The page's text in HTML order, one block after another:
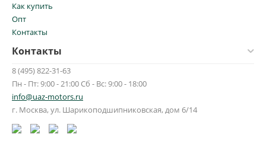
Как купить
Опт
Контакты
Контакты
8 (495) 822-31-63
Пн - Пт: 9:00 - 21:00 Сб - Вс: 9:00 - 18:00
info@uaz-motors.ru
г. Москва, ул. Шарикоподшипниковская, дом 6/14